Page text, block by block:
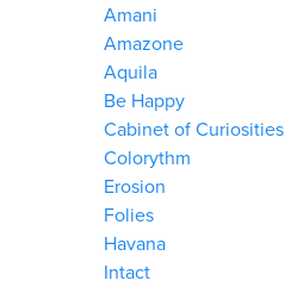
Amani
Amazone
Aquila
Be Happy
Cabinet of Curiosities
Colorythm
Erosion
Folies
Havana
Intact